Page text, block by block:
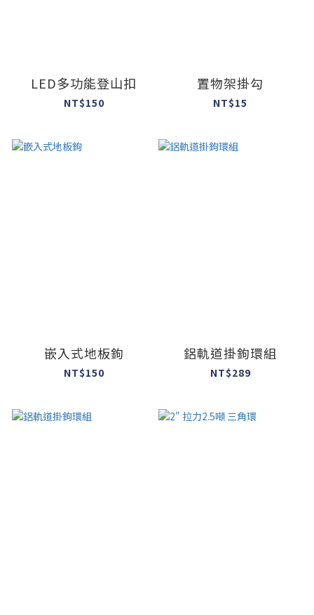
LED多功能登山扣
NT$150
置物架掛勾
NT$15
嵌入式地板鉤
NT$150
鋁軌道掛鉤環組
NT$289